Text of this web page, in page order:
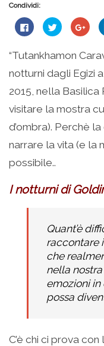
Condividi:
Fai
clic
su
Facebook
apre
una
nuova
finestra)
Fai
clic
condividere
su
Twitter
(Si
apre
in
una
finestra)
Fai
clic
su
(Si
in
una
“Tutankhamon
notturni dagli Egizi
2015, nella
visitare la mostra
d’ombra). Perchè
narrare la vita (e la
possibile..
I notturni di
Quant’è
raccontare
che
nella
emozioni
possa
C’è chi ci prova